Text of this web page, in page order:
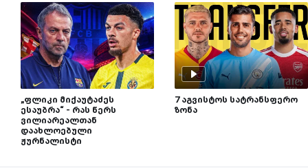
„ფლიკი მიქაუტაძეს
ესაუბრა“ - რას წერს
ვილიარეალთან
დაახლოებული
ჟურნალისტი
7 აგვისტოს სატრანსფერო
ზონა